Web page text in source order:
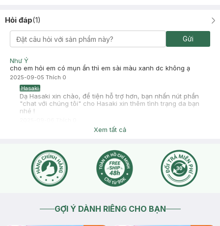
Hỏi đáp(1)
Gửi
Như Ý
cho em hỏi em có mụn ẩn thì em sài màu xanh dc không ạ
2025-09-05 Thích 0
Hasaki
Dạ Hasaki xin chào, để tiện hỗ trợ hơn, bạn nhấn nút phần
"chat với chúng tôi" cho Hasaki xin thêm tình trạng da bạn
nhé !
Xem tất cả
GỢI Ý DÀNH RIÊNG CHO BẠN